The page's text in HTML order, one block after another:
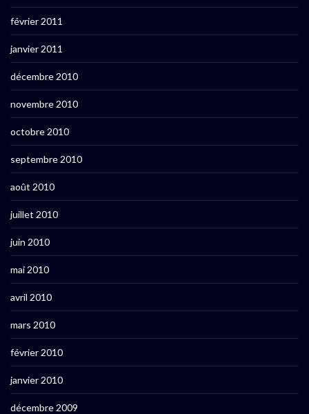
février 2011
janvier 2011
décembre 2010
novembre 2010
octobre 2010
septembre 2010
août 2010
juillet 2010
juin 2010
mai 2010
avril 2010
mars 2010
février 2010
janvier 2010
décembre 2009